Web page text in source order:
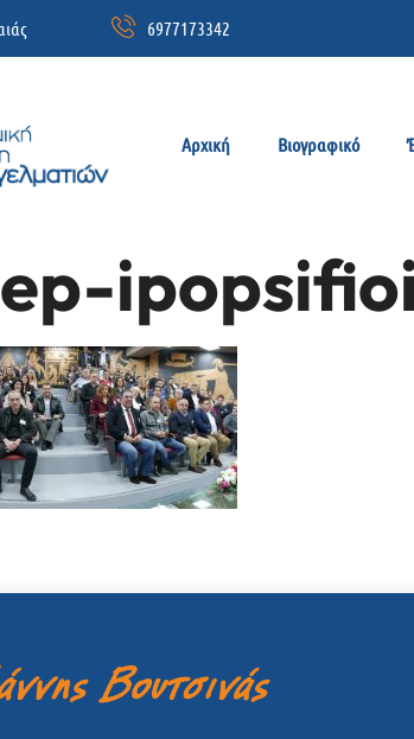
6977173342
Αρχική Βιογραφικό
ipopsifioi